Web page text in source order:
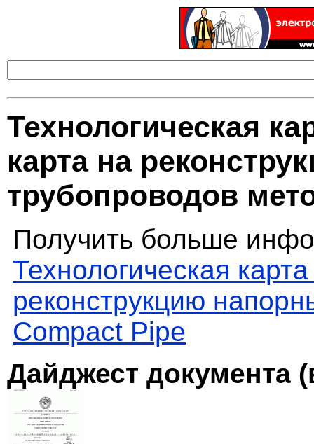
Технологическая
карта на
трубопроводов
Получить больше
Технологическая
реконструкцию
Compact Pipe
Дайджест документа